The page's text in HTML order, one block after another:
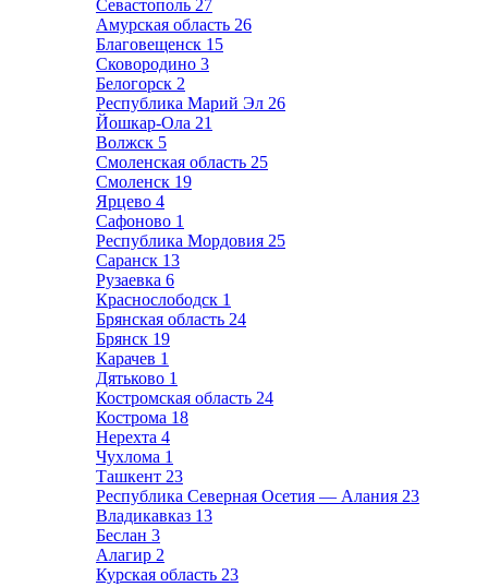
Севастополь 27
Амурская область 26
Благовещенск 15
Сковородино 3
Белогорск 2
Республика Марий Эл 26
Йошкар-Ола 21
Волжск 5
Смоленская область 25
Смоленск 19
Ярцево 4
Сафоново 1
Республика Мордовия 25
Саранск 13
Рузаевка 6
Краснослободск 1
Брянская область 24
Брянск 19
Карачев 1
Дятьково 1
Костромская область 24
Кострома 18
Нерехта 4
Чухлома 1
Ташкент 23
Республика Северная Осетия — Алания 23
Владикавказ 13
Беслан 3
Алагир 2
Курская область 23